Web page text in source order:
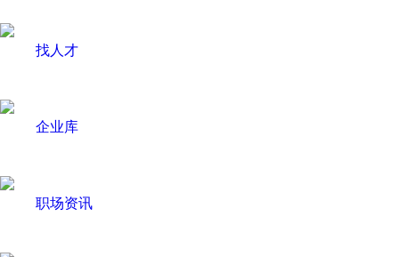
找人才
企业库
职场资讯